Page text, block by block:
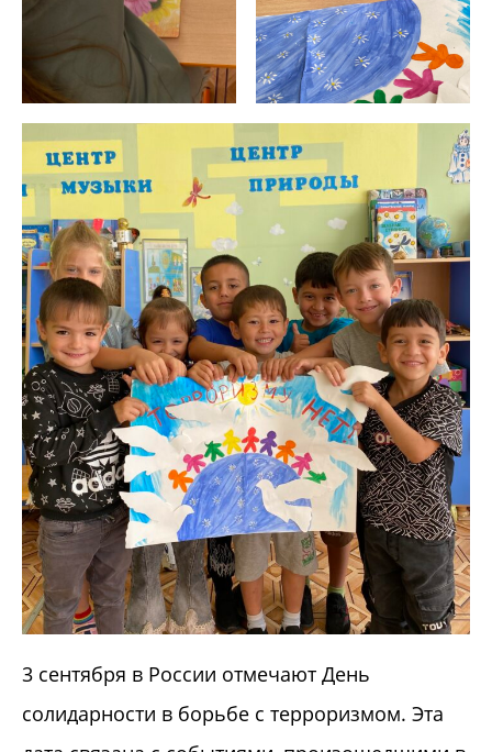
3 сентября в России отмечают День
солидарности в борьбе с терроризмом. Эта